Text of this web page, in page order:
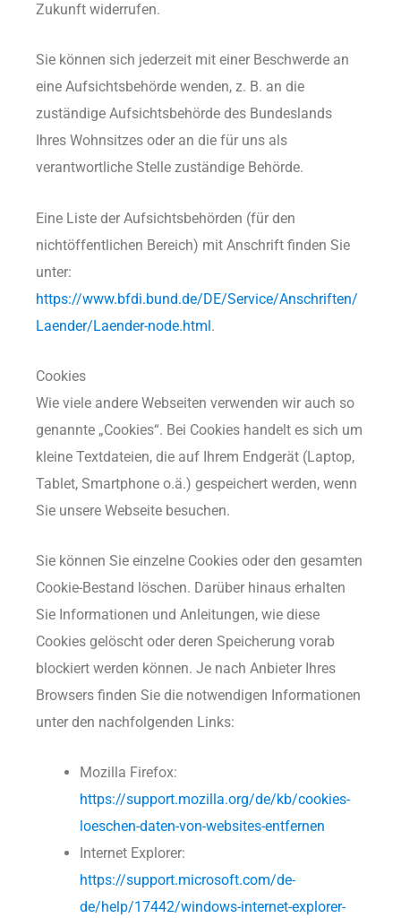
Zukunft widerrufen.
Sie können sich jederzeit mit einer Beschwerde an
eine Aufsichtsbehörde wenden, z. B. an die
zuständige Aufsichtsbehörde des Bundeslands
Ihres Wohnsitzes oder an die für uns als
verantwortliche Stelle zuständige Behörde.
Eine Liste der Aufsichtsbehörden (für den
nichtöffentlichen Bereich) mit Anschrift finden Sie
unter:
https://www.bfdi.bund.de/DE/Service/Anschriften/
Laender/Laender-node.html.
Cookies
Wie viele andere Webseiten verwenden wir auch so
genannte „Cookies“. Bei Cookies handelt es sich um
kleine Textdateien, die auf Ihrem Endgerät (Laptop,
Tablet, Smartphone o.ä.) gespeichert werden, wenn
Sie unsere Webseite besuchen.
Sie können Sie einzelne Cookies oder den gesamten
Cookie-Bestand löschen. Darüber hinaus erhalten
Sie Informationen und Anleitungen, wie diese
Cookies gelöscht oder deren Speicherung vorab
blockiert werden können. Je nach Anbieter Ihres
Browsers finden Sie die notwendigen Informationen
unter den nachfolgenden Links:
Mozilla Firefox:
https://support.mozilla.org/de/kb/cookies-
loeschen-daten-von-websites-entfernen
Internet Explorer:
https://support.microsoft.com/de-
de/help/17442/windows-internet-explorer-